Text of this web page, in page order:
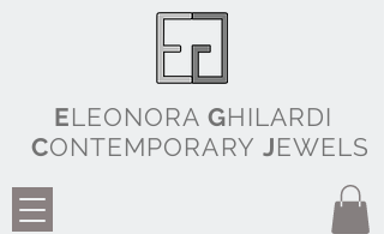
ELEONORA GHILARDI
CONTEMPORARY JEWELS